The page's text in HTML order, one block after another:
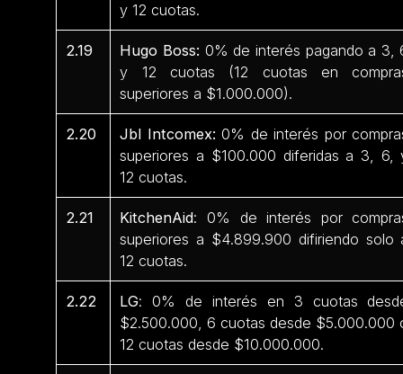
y 12 cuotas.
2.19 Hugo Boss: 0% de interés pagando a 3,
y 12 cuotas (12 cuotas en
superiores a $1.000.000).
2.20 Jbl Intcomex: 0% de interés por
superiores a $100.000 diferidas a 3, 6,
12 cuotas.
2.21 KitchenAid: 0% de interés por
superiores a $4.899.900 difiriendo solo
12 cuotas.
2.22 LG: 0% de interés en 3 cuotas
$2.500.000, 6 cuotas desde $5.000.000
12 cuotas desde $10.000.000.